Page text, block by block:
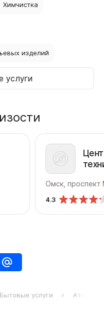
Химчистка
изделий
услуги
Темп
Омск, проспект
4.3
Бытовые услуги Ателье